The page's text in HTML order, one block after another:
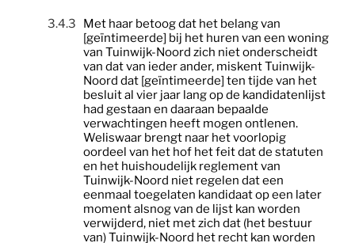
3.4.3
Met haar betoog dat het belang van
[geïntimeerde] bij het huren van een woning
van Tuinwijk-Noord zich niet onderscheidt
van dat van ieder ander, miskent Tuinwijk-
Noord dat [geïntimeerde] ten tijde van het
besluit al vier jaar lang op de kandidatenlijst
had gestaan en daaraan bepaalde
verwachtingen heeft mogen ontlenen.
Weliswaar brengt naar het voorlopig
oordeel van het hof het feit dat de statuten
en het huishoudelijk reglement van
Tuinwijk-Noord niet regelen dat een
eenmaal toegelaten kandidaat op een later
moment alsnog van de lijst kan worden
verwijderd, niet met zich dat (het bestuur
van) Tuinwijk-Noord het recht kan worden